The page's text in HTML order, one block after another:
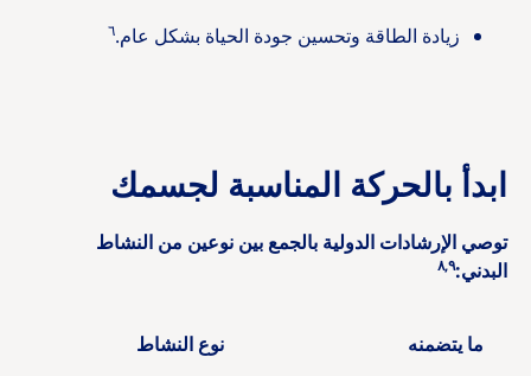
زيادة الطاقة وتحسين جودة الحياة بشكل عام.٦
ابدأ بالحركة المناسبة لجسمك
توصي الإرشادات الدولية بالجمع بين نوعين من النشاط
البدني:٨,٩
ما يتضمنه
نوع النشاط